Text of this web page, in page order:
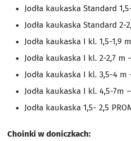
Jodła kaukaska Standard
Jodła kaukaska Standard 2-
Jodła kaukaska I kl. 1,5-1,9
Jodła kaukaska I kl. 2-2,7 m
Jodła kaukaska I kl. 3,5-4 m
Jodła kaukaska I kl. 4,5-7m –
Jodła kaukaska 1,5- 2,5
Choinki w doniczkach: